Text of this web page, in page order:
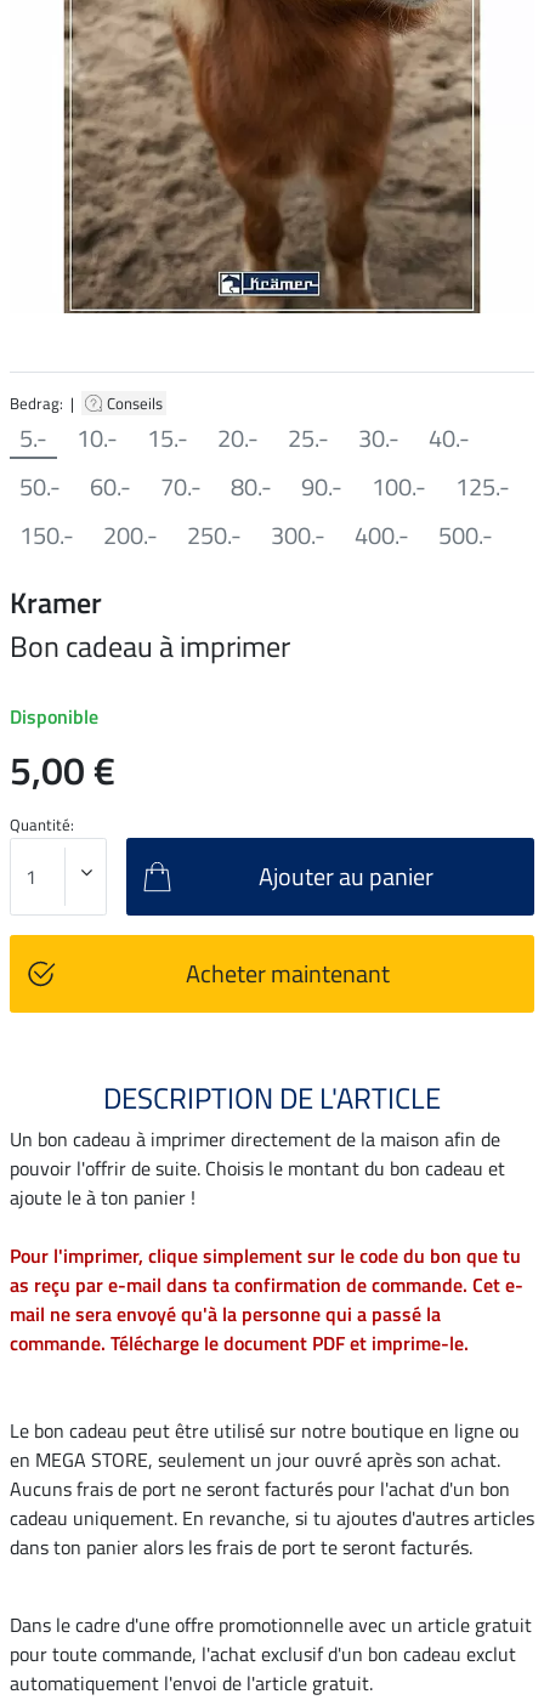
Bedrag: | Conseils
5.- 10.- 15.- 20.- 25.- 30.-
40.-
50.-
60.- 70.- 80.- 90.- 100.-
125.-
150.-
200.- 250.- 300.- 400.- 500.-
Kramer
Bon cadeau à imprimer
Disponible
5,00 €
Quantité:
Ajouter au panier
Acheter maintenant
DESCRIPTION DE L'ARTICLE
Un bon cadeau à imprimer directement de la maison afin de
pouvoir l'offrir de suite. Choisis le montant du bon cadeau et
ajoute le à ton panier !
Pour l'imprimer, clique simplement sur le code du bon que tu
as reçu par e-mail dans ta confirmation de commande. Cet e-
mail ne sera envoyé qu'à la personne qui a passé la
commande. Télécharge le document PDF et imprime-le.
Le bon cadeau peut être utilisé sur notre boutique en ligne ou
en MEGA STORE, seulement un jour ouvré après son achat.
Aucuns frais de port ne seront facturés pour l'achat d'un bon
cadeau uniquement. En revanche, si tu ajoutes d'autres articles
dans ton panier alors les frais de port te seront facturés.
Dans le cadre d'une offre promotionnelle avec un article gratuit
pour toute commande, l'achat exclusif d'un bon cadeau exclut
automatiquement l'envoi de l'article gratuit.